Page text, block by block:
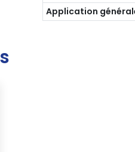
Application